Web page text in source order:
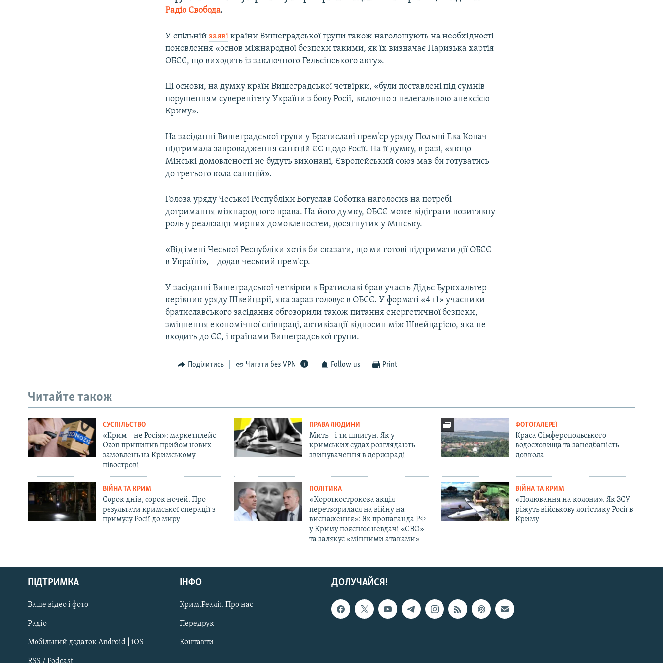
Русский
Qırımtatar
ДОЛУЧАЙСЯ!
Радіо Свобода.
У спільнійзаяві країни Вишеградської групи також наголошують на необхідності
поновлення «основ міжнародної безпеки такими, як їх визначає Паризька хартія
ОБСЄ, що виходить із заключного Гельсінського акту».
Ці основи, на думку країн Вишеградської четвірки, «були поставлені під сумнів
порушенням суверенітету України з боку Росії, включно з нелегальною анексією
Криму».
На засіданні Вишеградської групи у Братиславі прем’єр уряду Польщі Ева Копач
підтримала запровадження санкцій ЄС щодо Росії. На її думку, в разі, «якщо
Мінські домовленості не будуть виконані, Європейський союз мав би готуватись
до третього кола санкцій».
Голова уряду Чеської Республіки Богуслав Соботка наголосив на потребі
дотримання міжнародного права. На його думку, ОБСЄ може відіграти позитивну
роль у реалізації мирних домовленостей, досягнутих у Мінську.
«Від імені Чеської Республіки хотів би сказати, що ми готові підтримати дії ОБСЄ
в Україні», – додав чеський прем’єр.
У засіданні Вишеградської четвірки в Братиславі брав участь Дідьє Буркхальтер –
керівник уряду Швейцарії, яка зараз головує в ОБСЄ. У форматі «4+1» учасники
братиславського засідання обговорили також питання енергетичної безпеки,
зміцнення економічної співпраці, активізації відносин між Швейцарією, яка не
входить до ЄС, і країнами Вишеградської групи.
Поділитись Читати без VPN Follow us Print
Читайте також
СУСПІЛЬСТВО
«Крим – не Росія»: маркетплейс
Ozon припинив прийом нових
замовлень на Кримському
півострові
ПРАВА ЛЮДИНИ
Мить – і ти шпигун. Як у
кримських судах розглядають
звинувачення в держзраді
ФОТОГАЛЕРЕЇ
Краса Сімферопольського
водосховища та занедбаність
довкола
ВІЙНА ТА КРИМ
Сорок днів, сорок ночей. Про
результати кримської операції з
примусу Росії до миру
ПОЛІТИКА
«Короткострокова акція
перетворилася на війну на
виснаження»: Як пропаганда РФ
у Криму пояснює невдачі «СВО»
та залякує «мінними атаками»
ВІЙНА ТА КРИМ
«Полювання на колони». Як ЗСУ
ріжуть військову логістику Росії в
Криму
ДОЛУЧАЙСЯ!
ПІДТРИМКА
Ваше відео і фото
Радіо
Мобільний додаток Android | iOS
RSS / Podcast
ІНФО
Крим.Реалії. Про нас
Передрук
Контакти